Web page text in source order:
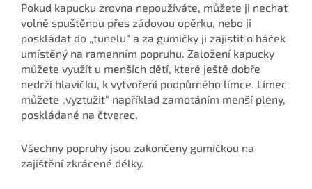
Pokud kapucku zrovna nepoužíváte, můžete ji nechat
volně spuštěnou přes zádovou opěrku, nebo ji
poskládat do „tunelu“ a za gumičky ji zajistit o háček
umístěný na ramenním popruhu. Založení kapucky
můžete využít u menších dětí, které ještě dobře
nedrží hlavičku, k vytvoření podpůrného límce. Límec
můžete „vyztužit“ například zamotáním menší pleny,
poskládané na čtverec.
Všechny popruhy jsou zakončeny gumičkou na
zajištění zkrácené délky.